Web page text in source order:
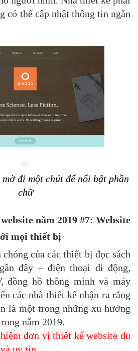
có thể cập nhật thông tin ngắn
đi một chút để nổi bật phần
chữ
năm 2019 #7: Website
mọi thiết bị
của các thiết bị đọc sách
đây – điện thoại di động,
đồng hồ thông minh và máy
các nhà thiết kế nhận ra rằng
là một trong những xu hướng
năm 2019.
đơn vị thiết kế website du